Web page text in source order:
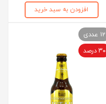
افزودن به سبد خرید
12 عددی
۳۰ درصد